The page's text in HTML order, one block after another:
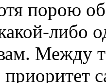
порою
либо
Между